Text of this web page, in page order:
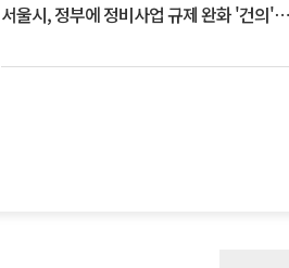
서울시, 정부에 정비사업 규제 완화 '건의